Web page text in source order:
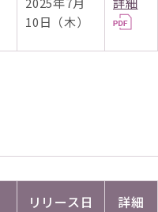
10日（木）
リリース日 詳細